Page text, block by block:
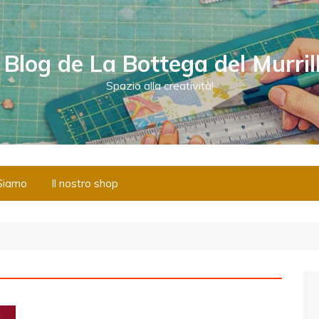
de La Bottega del
Spazio alla creatività!
Il nostro shop